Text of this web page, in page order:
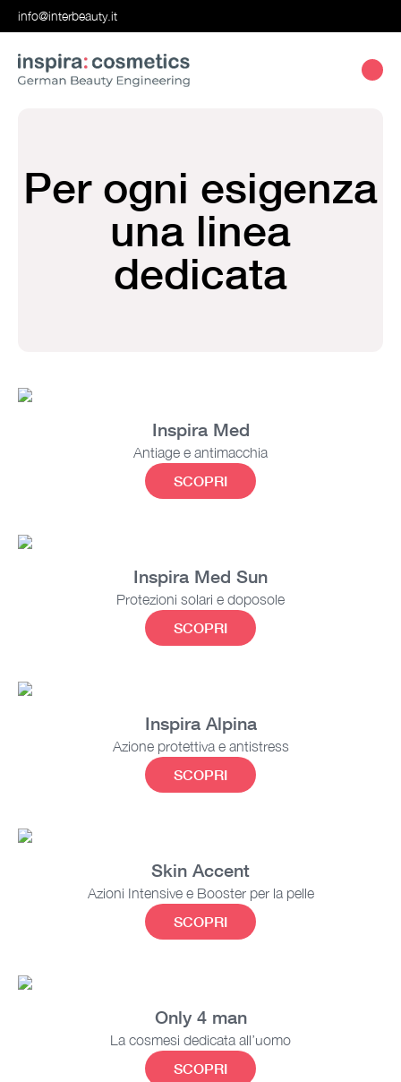
info@interbeauty.it
Per ogni esigenza
una linea
dedicata
Inspira Med
Antiage e antimacchia
SCOPRI
Inspira Med Sun
Protezioni solari e doposole
SCOPRI
Inspira Alpina
Azione protettiva e antistress
SCOPRI
Skin Accent
Azioni Intensive e Booster per la pelle
SCOPRI
Only 4 man
La cosmesi dedicata all’uomo
SCOPRI